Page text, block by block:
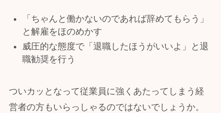
「ちゃんと働かないのであれば辞めてもらう」
と解雇をほのめかす
威圧的な態度で「退職したほうがいいよ」と退
職勧奨を行う
ついカッとなって従業員に強くあたってしまう経
営者の方もいらっしゃるのではないでしょうか。